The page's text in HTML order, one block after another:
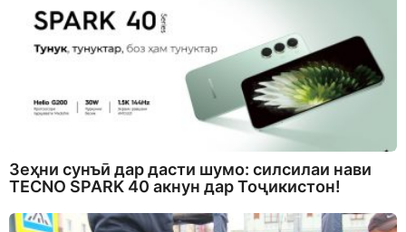
Зеҳни сунъӣ дар дасти шумо: силсилаи нави
TECNO SPARK 40 акнун дар Тоҷикистон!